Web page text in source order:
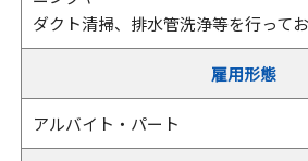
ダクト清掃、排水管洗浄等を行ってお
雇用形態
アルバイト・パート